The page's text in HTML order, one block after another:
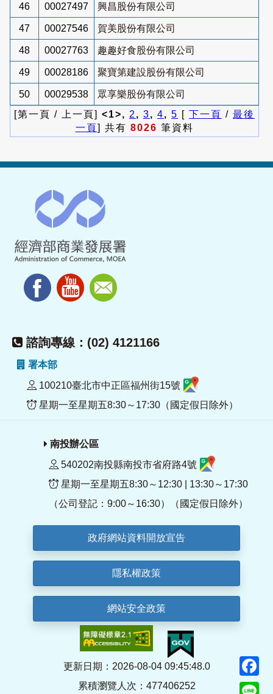
46 00027497 興昌股份有限公司
47 00027546 賀美股份有限公司
48 00027763 趣趣好食股份有限公司
49 00028186 聚寶第建設股份有限公司
50 00029538
眾享樂股份有限公司
[第一頁 / 上一頁] <1>, 2 , 3, 4, 5 [ 下一頁 / 最後
一頁] 共有 8026 筆資料
諮詢專線：(02) 4121166
署本部
100210臺北市中正區福州街15號
星期一至星期五8:30～17:30（國定假日除外）
南投辦公區
540202南投縣南投市省府路4號
星期一至星期五8:30～12:30 | 13:30～17:30
（公司登記：9:00～16:30）（國定假日除外）
政府網站資料開放宣告
隱私權政策
網站安全政策
更新日期：2026-08-04 09:45:48.0
累積瀏覽人次：477406252